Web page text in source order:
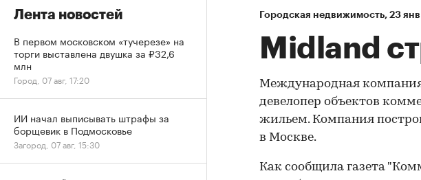
Городская недвижимость⁠, 23
Midland
Международная
девелопер объектов
жильем. Компания
в Москве.
Как сообщила газета
Лента новостей
В первом московском «тучерезе» на
торги выставлена двушка за ₽32,6
млн
Город, 07 авг, 17:20
ИИ начал выписывать штрафы за
борщевик в Подмосковье
Загород, 07 авг, 15:30